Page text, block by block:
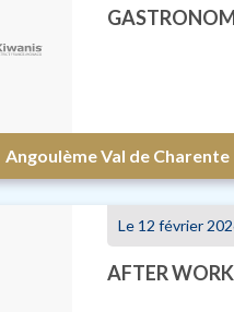
Angoulème Val de Charente
Le 12 février
AFTER WORK